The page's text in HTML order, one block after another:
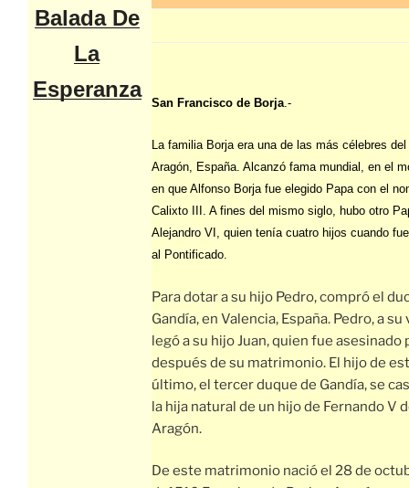
Balada De
La
Esperanza
San Francisco de Borja .-
La familia Borja era una de las más célebres del
Aragón, España. Alcanzó fama mundial, en el
en que Alfonso Borja fue elegido Papa con el
Calixto III. A fines del mismo siglo, hubo otro
Alejandro VI, quien tenía cuatro hijos cuando
al Pontificado.
Para dotar a su hijo Pedro, compró el
Gandía, en Valencia, España. Pedro, a su
legó a su hijo Juan, quien fue asesinado
después de su matrimonio. El hijo de
último, el tercer duque de Gandía, se
la hija natural de un hijo de Fernando V
Aragón.
De este matrimonio nació el 28 de